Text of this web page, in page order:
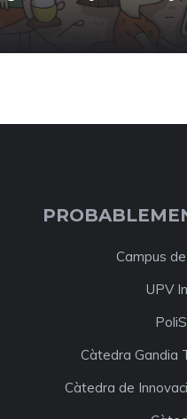
Campus
UPV
Càtedra Gandia
Càtedra de